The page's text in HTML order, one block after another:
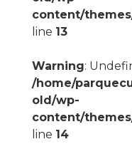
content/
line 13
Warning:
/home/
old/wp-
content/
line 14